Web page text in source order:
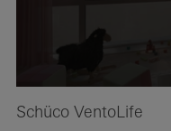
Schüco VentoLife